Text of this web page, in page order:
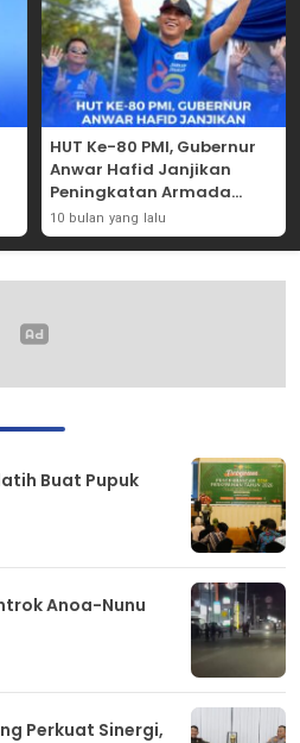
HUT Ke-80 PMI, Gubernur
Anwar Hafid Janjikan
Peningkatan Armada
Mobil Donor Darah
10 bulan yang lalu
Buat Pupuk
Anoa-Nunu
Perkuat Sinergi,